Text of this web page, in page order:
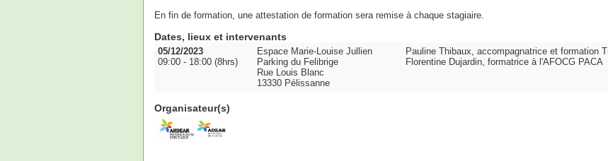
En fin de formation, une attestation de formation sera remise à chaque stagiaire.
Dates, lieux et intervenants
05/12/2023
09:00 - 18:00 (8hrs)
Espace Marie-Louise Jullien
Parking du Felibrige
Rue Louis Blanc
13330 Pélissanne
Pauline Thibaux, accompagnatrice et formation
Florentine Dujardin, formatrice à l'AFOCG PACA
Organisateur(s)